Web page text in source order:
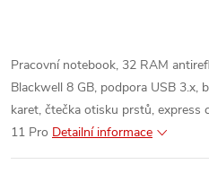
Pracovní notebook, 32 RAM
Blackwell 8 GB, podpora USB 3.x,
karet, čtečka otisku prstů,
11 Pro Detailní informace